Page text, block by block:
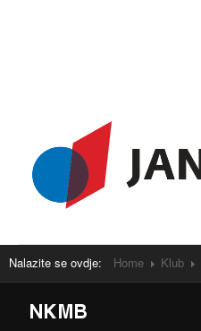
Nalazite se ovdje: Home Klub